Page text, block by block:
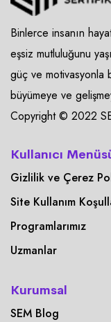
Binlerce insanın
eşsiz mutluluğunu
güç ve motivasyonla
büyümeye ve
Copyright © 2022
Kullanıcı
Gizlilik ve Çerez
Site Kullanım
Programlarımız
Uzmanlar
Kurumsal
SEM Blog